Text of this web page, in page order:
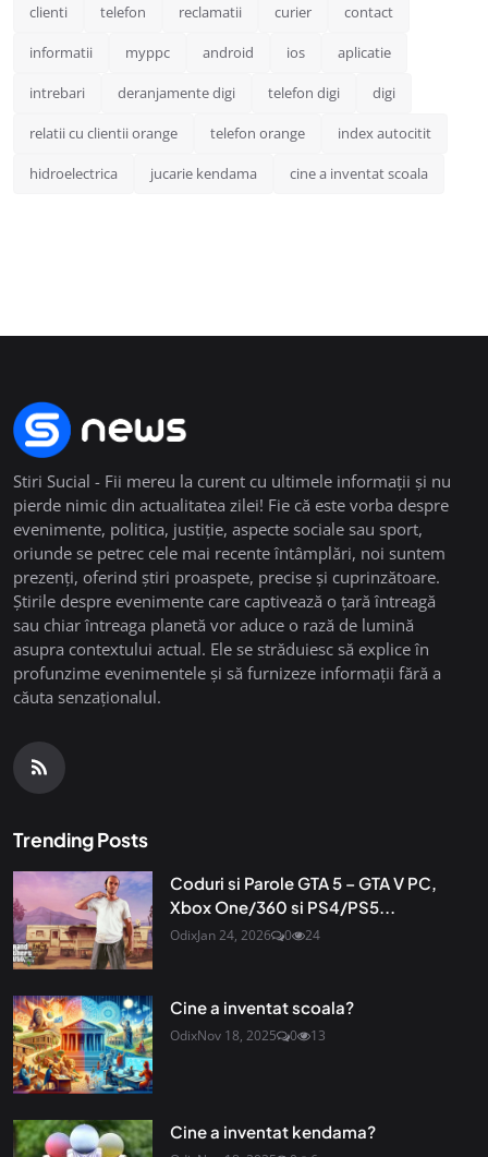
clienti telefon reclamatii curier contact
informatii myppc android ios aplicatie
intrebari deranjamente digi telefon digi digi
relatii cu clientii orange telefon orange index autocitit
hidroelectrica jucarie kendama cine a inventat scoala
Stiri Sucial - Fii mereu la curent cu ultimele informații și nu
pierde nimic din actualitatea zilei! Fie că este vorba despre
evenimente, politica, justiție, aspecte sociale sau sport,
oriunde se petrec cele mai recente întâmplări, noi suntem
prezenți, oferind știri proaspete, precise și cuprinzătoare.
Știrile despre evenimente care captivează o țară întreagă
sau chiar întreaga planetă vor aduce o rază de lumină
asupra contextului actual. Ele se străduiesc să explice în
profunzime evenimentele și să furnizeze informații fără a
căuta senzaționalul.
Trending Posts
Coduri si Parole GTA 5 – GTA V PC,
Xbox One/360 si PS4/PS5...
OdixJan 24, 2026 0 24
Cine a inventat scoala?
OdixNov 18, 2025 0 13
Cine a inventat kendama?